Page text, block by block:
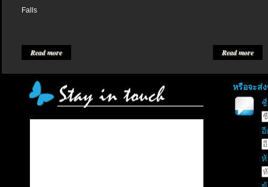
Falls
Read more Read more
หรือจะส่
อี
หั